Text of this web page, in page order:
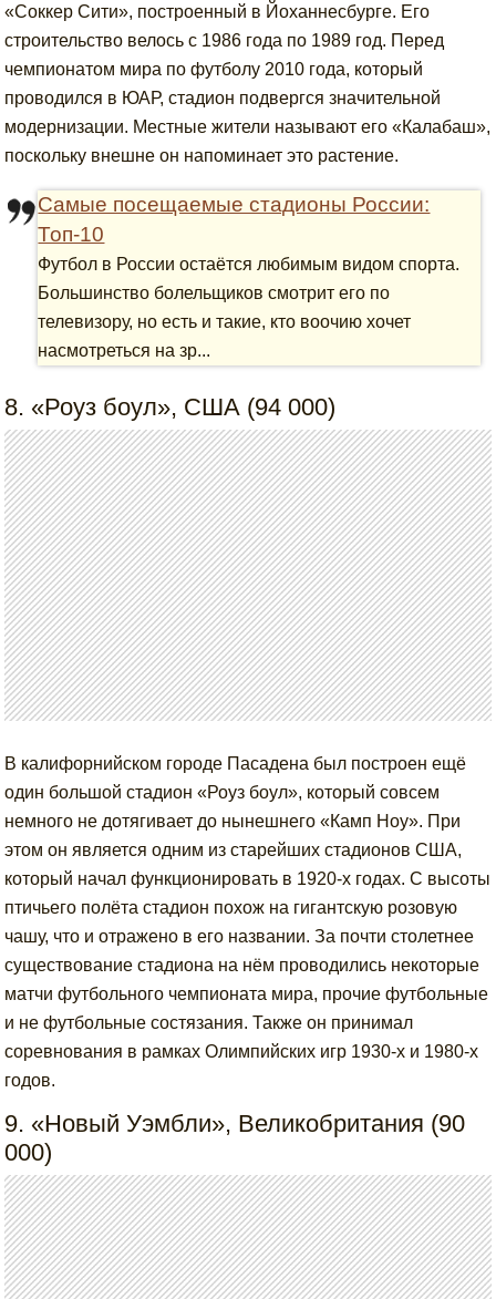
«Соккер Сити», построенный в Йоханнесбурге. Его
строительство велось с 1986 года по 1989 год. Перед
чемпионатом мира по футболу 2010 года, который
проводился в ЮАР, стадион подвергся значительной
модернизации. Местные жители называют его «Калабаш»,
поскольку внешне он напоминает это растение.
Самые посещаемые стадионы России:
Топ-10
Футбол в России остаётся любимым видом спорта.
Большинство болельщиков смотрит его по
телевизору, но есть и такие, кто воочию хочет
насмотреться на зр...
8. «Роуз боул», США (94 000)
В калифорнийском городе Пасадена был построен ещё
один большой стадион «Роуз боул», который совсем
немного не дотягивает до нынешнего «Камп Ноу». При
этом он является одним из старейших стадионов США,
который начал функционировать в 1920-х годах. С высоты
птичьего полёта стадион похож на гигантскую розовую
чашу, что и отражено в его названии. За почти столетнее
существование стадиона на нём проводились некоторые
матчи футбольного чемпионата мира, прочие футбольные
и не футбольные состязания. Также он принимал
соревнования в рамках Олимпийских игр 1930-х и 1980-х
годов.
9. «Новый Уэмбли», Великобритания (90
000)